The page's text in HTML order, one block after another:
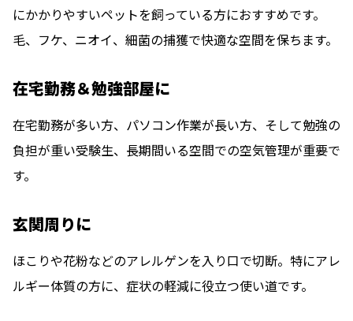
にかかりやすいペットを飼っている方におすすめです。
毛、フケ、ニオイ、細菌の捕獲で快適な空間を保ちます。
在宅勤務＆勉強部屋に
在宅勤務が多い方、パソコン作業が長い方、そして勉強の
負担が重い受験生、長期間いる空間での空気管理が重要で
す。
玄関周りに
ほこりや花粉などのアレルゲンを入り口で切断。特にアレ
ルギー体質の方に、症状の軽減に役立つ使い道です。